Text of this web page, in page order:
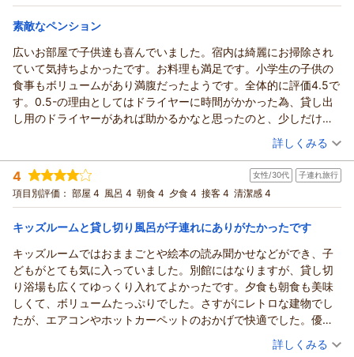
宿泊価格帯： 13,001～14,000円(大人一人あたり/税込)
素敵なペンション
広いお部屋で子供達も喜んでいました。宿内は綺麗にお掃除され
ていて気持ちよかったです。お料理も満足です。小学生の子供の
食事もボリュームがあり満腹だったようです。全体的に評価4.5で
す。0.5-の理由としてはドライヤーに時間がかかった為、貸し出
し用のドライヤーがあれば助かるかなと思ったのと、少しだけ私
可愛らしい家具やお部屋は私好みでした。また機会があれば宿泊
したい宿です。ありがとうございました。
（投稿日：2025/12/29）
宿泊時期： 2025年12月宿泊 (家族旅行)
投稿者： ひろさんさん
宿泊プラン： ◇朝食なし◇【土、休日】5～8名様★近い！おいしい！うれし
い♪☆お子様歓迎♪☆
和洋室 夕のみ
宿泊価格帯： 13,001～14,000円(大人一人あたり/税込)
詳しくみる
4 女性/30代 子連れ旅行
項目別評価： 部屋 4 風呂 4 朝食 4 夕食 4 接客 4 清潔感 4
キッズルームと貸し切り風呂が子連れにありがたかったです
キッズルームではおままごとや絵本の読み聞かせなどができ、子
どもがとても気に入っていました。別館にはなりますが、貸し切
り浴場も広くてゆっくり入れてよかったです。夕食も朝食も美味
しくて、ボリュームたっぷりでした。さすがにレトロな建物でし
たが、エアコンやホットカーペットのおかげで快適でした。優し
く接客していただき、家族でゆっくり過ごすことができました。
（投稿日：2025/12/26）
詳しくみる